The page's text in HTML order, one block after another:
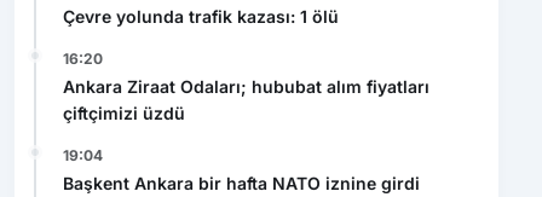
Çevre yolunda trafik kazası: 1 ölü
16:20
Ankara Ziraat Odaları; hububat alım fiyatları
çiftçimizi üzdü
19:04
Başkent Ankara bir hafta NATO iznine girdi